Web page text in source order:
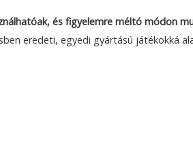
és figyelemre méltó módon
eredeti, egyedi gyártású játékokká